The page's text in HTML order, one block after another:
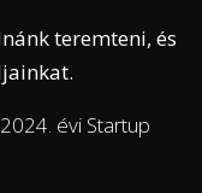
teremteni, és
évi Startup